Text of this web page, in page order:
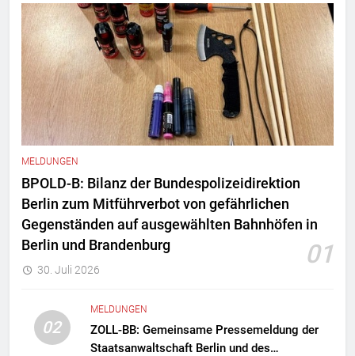
MELDUNGEN
BPOLD-B: Bilanz der Bundespolizeidirektion
Berlin zum Mitführverbot von gefährlichen
Gegenständen auf ausgewählten Bahnhöfen in
Berlin und Brandenburg
01
30. Juli 2026
02
MELDUNGEN
ZOLL-BB: Gemeinsame Pressemeldung der
Staatsanwaltschaft Berlin und des